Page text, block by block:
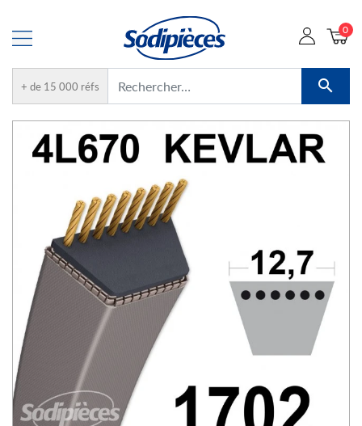
+ de 15 000 réfs 
0